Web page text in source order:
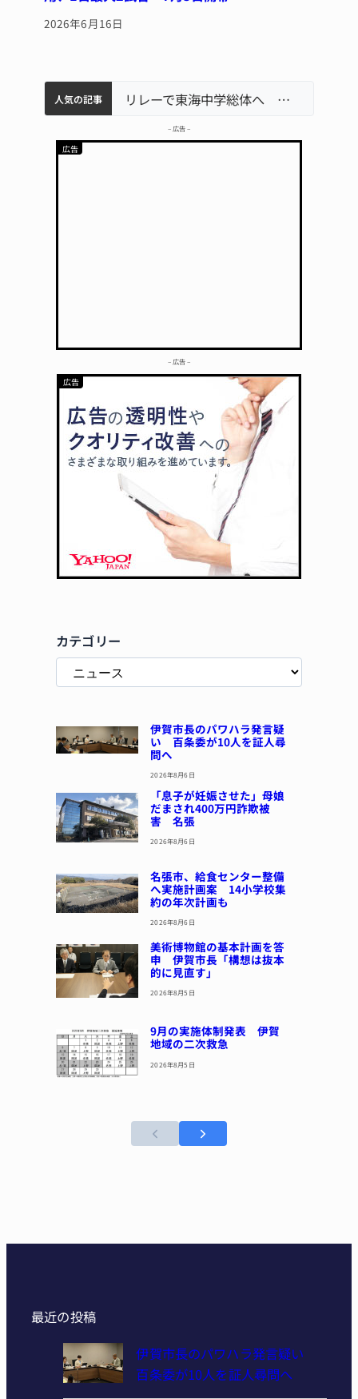
2026年6月16日
人気の記事
中学校の陶壁モニュメント 地元建設会社がボランティアで清掃 伊賀名張市立病院のDMAT、熊本地震の被災地へ 能登以来3回目の派遣
【インターハイ⑨】ソフトテニス ミス減らし上位狙う 近大高専 リレーで東海中学総体へ 伊賀・名張
– 広告 –
– 広告 –
カテゴリー
伊賀市長のパワハラ発言疑
い 百条委が10人を証人尋
問へ
2026年8月6日
「息子が妊娠させた」母娘
だまされ400万円詐欺被
害 名張
2026年8月6日
名張市、給食センター整備
へ実施計画案 14小学校集
約の年次計画も
2026年8月6日
美術博物館の基本計画を答
申 伊賀市長「構想は抜本
的に見直す」
2026年8月5日
9月の実施体制発表 伊賀
地域の二次救急
2026年8月5日
最近の投稿
伊賀市長のパワハラ発言疑い
百条委が10人を証人尋問へ